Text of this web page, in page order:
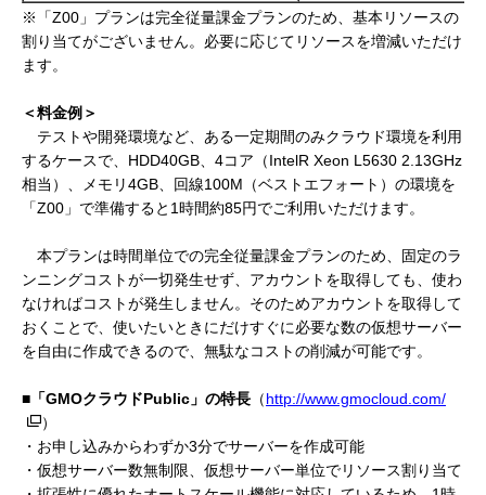
※「Z00」プランは完全従量課金プランのため、基本リソースの
割り当てがございません。必要に応じてリソースを増減いただけ
ます。
＜料金例＞
テストや開発環境など、ある一定期間のみクラウド環境を利用
するケースで、HDD40GB、4コア（IntelR Xeon L5630 2.13GHz
相当）、メモリ4GB、回線100M（ベストエフォート）の環境を
「Z00」で準備すると1時間約85円でご利用いただけます。
本プランは時間単位での完全従量課金プランのため、固定のラ
ンニングコストが一切発生せず、アカウントを取得しても、使わ
なければコストが発生しません。そのためアカウントを取得して
おくことで、使いたいときにだけすぐに必要な数の仮想サーバー
を自由に作成できるので、無駄なコストの削減が可能です。
■「GMOクラウドPublic」の特長 （http://www.gmocloud.com/
）
・お申し込みからわずか3分でサーバーを作成可能
・仮想サーバー数無制限、仮想サーバー単位でリソース割り当て